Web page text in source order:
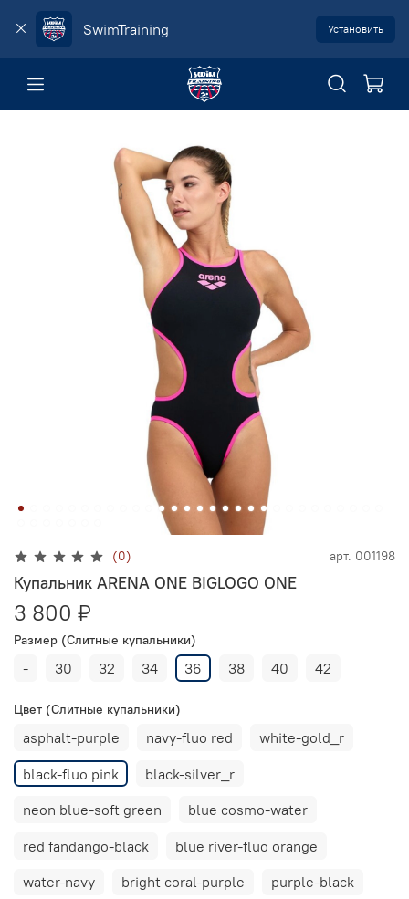
SwimTraining Установить
(0) арт. 001198
Купальник ARENA ONE BIGLOGO ONE
3 800 ₽
Размер (Слитные купальники)
- 30 32 34 36 38 40 42
Цвет (Слитные купальники)
asphalt-purple navy-fluo red
white-gold_r
black-fluo pink
black-silver_r
neon blue-soft green
blue cosmo-water
red fandango-black
blue river-fluo orange
water-navy
bright coral-purple purple-black